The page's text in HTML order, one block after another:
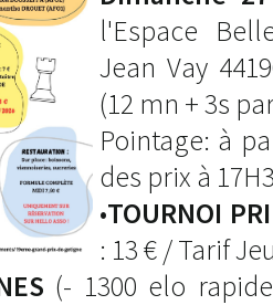
l'Espace
Jean Vay
(12 mn + 3s
Pointage: à
des prix à
•TOURNOI
: 13 € / Tarif
(- 1300 elo